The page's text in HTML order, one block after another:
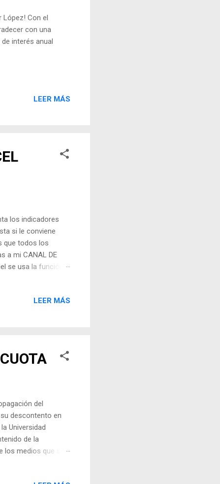
López! Con el
con una
interés anual
LEER MÁS
los indicadores
si le conviene
que todos los
a mi CANAL DE
se usa la función
escribir tal cual,
LEER MÁS
del
descontento en
Universidad
de la
medios que se